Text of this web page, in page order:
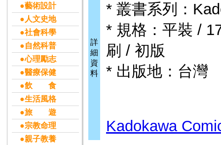
●藝術設計
●人文史地
●社會科學
●自然科普
●心理勵志
●醫療保健
●飲 食
●生活風格
●旅 遊
●宗教命理
●親子教養
詳
細
資
料
* 叢書系列：
* 規格：平裝 /
刷 / 初版
* 出版地：台灣
Kadokawa